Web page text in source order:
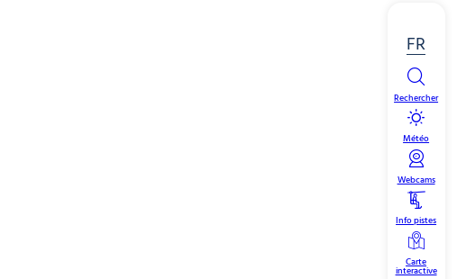
FR
Rechercher
Météo
Webcams
Info pistes
Carte
interactive